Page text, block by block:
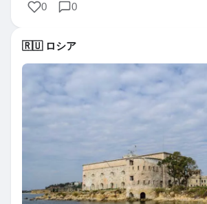
0 0
🇷🇺 ロシア